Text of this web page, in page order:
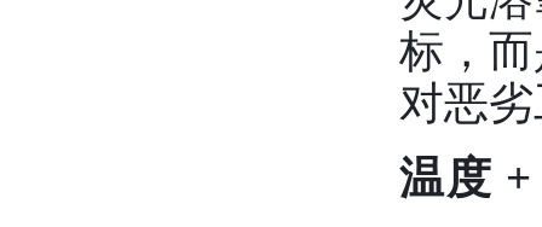
标，
对恶
温度